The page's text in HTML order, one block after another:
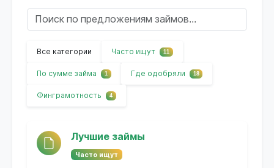
Все категории Часто ищут 11
По сумме займа 1 Где одобряли 18
Финграмотность 4
Лучшие займы
Часто ищут